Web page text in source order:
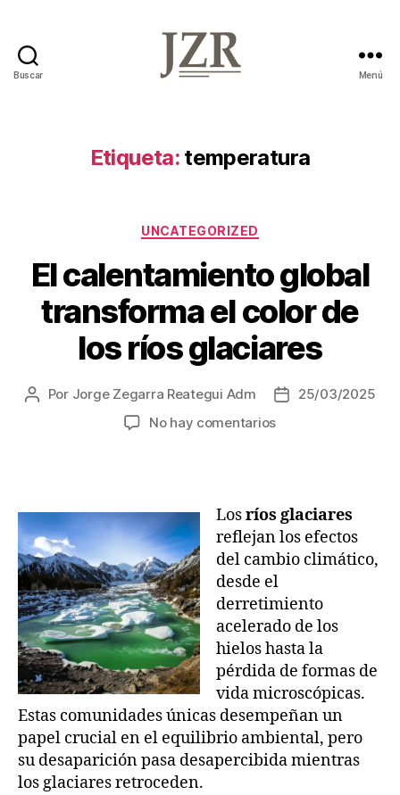
Buscar Menú
Etiqueta: temperatura
Categorías
UNCATEGORIZED
El calentamiento global
transforma el color de
los ríos glaciares
Autor
Por Jorge Zegarra Reategui Adm
Fecha25/03/2025
No hay comentariosen
el
color
de
los
ríos
glaciares
Losríos glaciares
reflejan los efectos
del cambio climático,
desde el
derretimiento
acelerado de los
hielos hasta la
pérdida de formas de
vida microscópicas.
Estas comunidades únicas desempeñan un
papel crucial en el equilibrio ambiental, pero
su desaparición pasa desapercibida mientras
los glaciares retroceden.